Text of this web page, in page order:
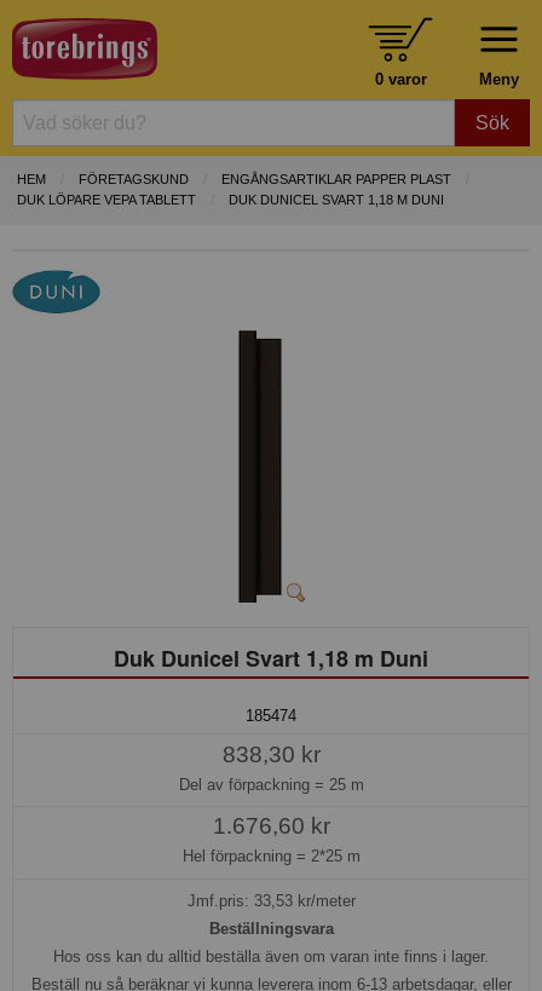
Meny
0 varor
Sök
HEM FÖRETAGSKUND
ENGÅNGSARTIKLAR PAPPER PLAST
DUK LÖPARE VEPA TABLETT
DUK DUNICEL SVART 1,18 M DUNI
Duk Dunicel Svart 1,18 m Duni
185474
838,30 kr
Del av förpackning = 25 m
1.676,60 kr
Hel förpackning = 2*25 m
Jmf.pris: 33,53kr/meter
Beställningsvara
Hos oss kan du alltid beställa även om varan inte finns i lager.
Beställ nu så beräknar vi kunna leverera inom 6-13 arbetsdagar, eller